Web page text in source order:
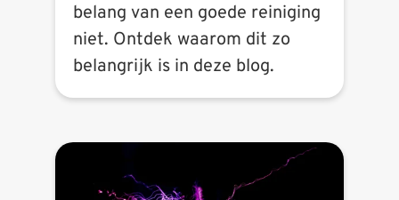
belang van een goede reiniging
niet. Ontdek waarom dit zo
belangrijk is in deze blog.